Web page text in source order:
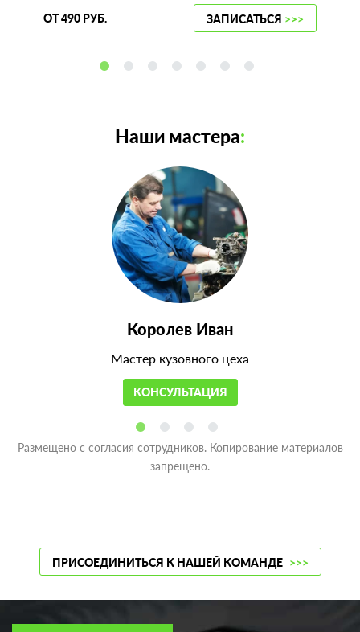
ОТ 490 РУБ. ЗАПИСАТЬСЯ >>>
Наши мастера:
Королев Иван
Мастер кузовного цеха
КОНСУЛЬТАЦИЯ
Размещено с согласия сотрудников. Копирование материалов
запрещено.
ПРИСОЕДИНИТЬСЯ К НАШЕЙ КОМАНДЕ >>>